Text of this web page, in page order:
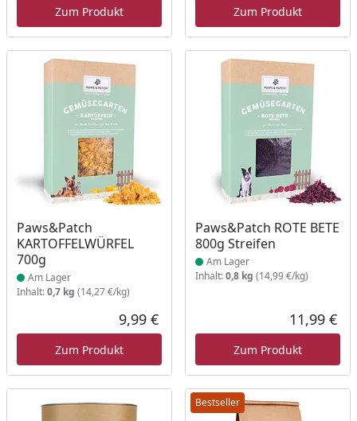
Zum Produkt Zum Produkt
Paws&Patch
KARTOFFELWÜRFEL
700g
Produkt am Lager
Am Lager
Inhalt:0,7 kg (14,27 €/kg)
Aktueller Preis
9,99 €
Zum Produkt
Paws&Patch ROTE BETE
800g Streifen
Produkt am Lager
Am Lager
Inhalt:0,8 kg (14,99 €/kg)
11,99 €
Zum Produkt
Bestseller